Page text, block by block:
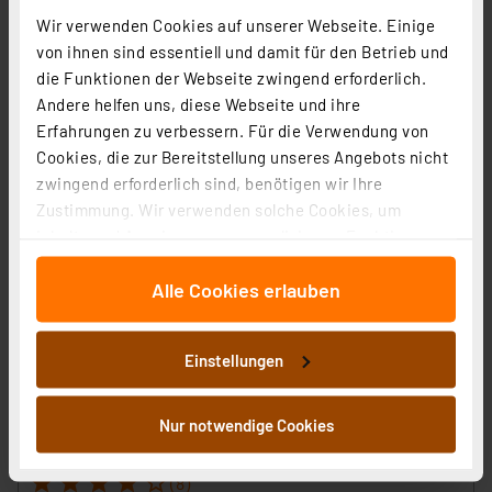
Wir verwenden Cookies auf unserer Webseite. Einige
von ihnen sind essentiell und damit für den Betrieb und
die Funktionen der Webseite zwingend erforderlich.
Andere helfen uns, diese Webseite und ihre
Erfahrungen zu verbessern. Für die Verwendung von
Cookies, die zur Bereitstellung unseres Angebots nicht
zwingend erforderlich sind, benötigen wir Ihre
Zustimmung. Wir verwenden solche Cookies, um
für soziale Medien anbieten zu können und die Zugriffe
auf unsere Website zu analysieren. Außerdem geben
wir Informationen zu Ihrer Verwendung unserer Website
an unsere Partner für soziale Medien, Werbung und
Analysen weiter. Unsere Partner führen diese
Informationen möglicherweise mit weiteren Daten
zusammen, die Sie ihnen bereitgestellt haben oder die
sie im Rahmen Ihrer Nutzung der Dienste gesammelt
Alle Cookies erlauben
Einstellungen
Nur notwendige Cookies
Informationen zu Versandkosten
ELV Bausatz Homematic IP Wandtaster mit E-Paper-
1 2 3 4 5 (8)